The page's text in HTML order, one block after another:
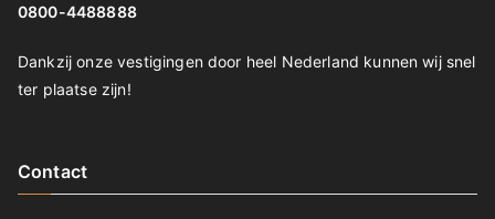
0800-4488888
Dankzij onze vestigingen door heel Nederland kunnen wij snel
ter plaatse zijn!
Contact